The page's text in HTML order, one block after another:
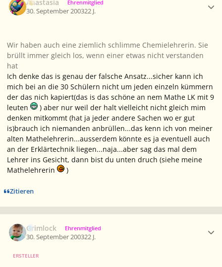
Anastasia Ehrenmitglied
30. September 200322 J.
Wir haben auch eine ziemlich schlimme Chemielehrerin. Sie
brüllt immer gleich los, wenn einer etwas nicht verstanden
hat
Ich denke das is genau der falsche Ansatz...sicher kann ich
mich bei an die 30 Schülern nicht um jeden einzeln kümmern
der das nich kapiert(das is das schöne an nem Mathe LK mit 9
leuten
) aber nur weil der halt vielleicht nicht gleich mim
denken mitkommt (hat ja jeder andere Sachen wo er gut
is)brauch ich niemanden anbrüllen...das kenn ich von meiner
alten Mathelehrerin...ausserdem könnte es ja eventuell auch
an der Erklärtechnik liegen...naja...aber sag das mal dem
Lehrer ins Gesicht, dann bist du unten druch (siehe meine
Mathelehrerin
)
Zitieren
Grimlock Ehrenmitglied
30. September 200322 J.
ERSTELLER